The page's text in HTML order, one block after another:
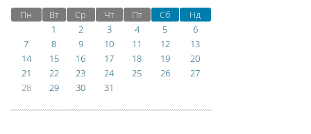
Пн Вт Ср Чт Пт Сб
Нд
1
2 3 4 5
6
7
8 9 10 11 12
13
14
15 16 17 18 19
20
21
22 23 24 25 26
27
28
29 30 31